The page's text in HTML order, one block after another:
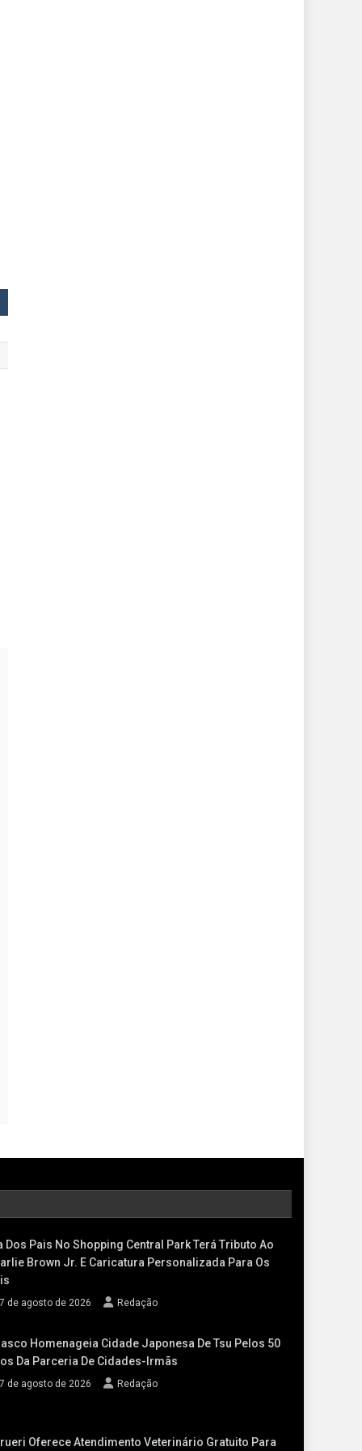
Dos Pais No Shopping Central Park Terá Tributo Ao
Brown Jr. E Caricatura Personalizada Para Os
7 de agosto de 2026 Redação
Homenageia Cidade Japonesa De Tsu Pelos 50
Da Parceria De Cidades-Irmãs
7 de agosto de 2026 Redação
Oferece Atendimento Veterinário Gratuito Para